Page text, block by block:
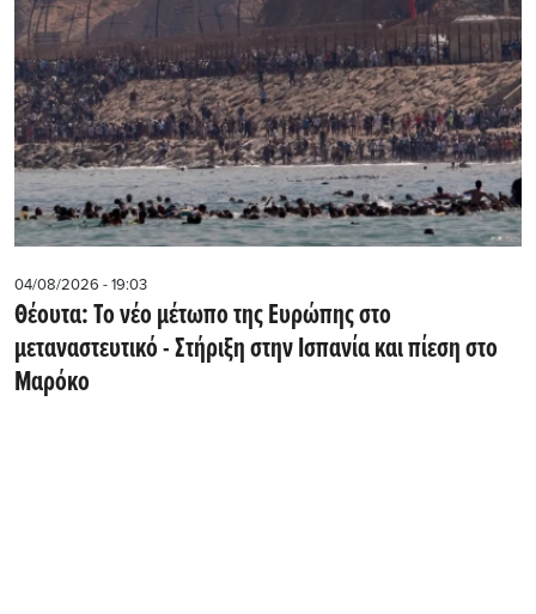
04/08/2026 - 19:03
Θέουτα: Το νέο μέτωπο της Ευρώπης στο
μεταναστευτικό - Στήριξη στην Ισπανία και πίεση στο
Μαρόκο